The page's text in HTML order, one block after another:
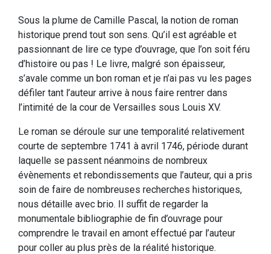
Sous la plume de Camille Pascal, la notion de roman
historique prend tout son sens. Qu’il est agréable et
passionnant de lire ce type d’ouvrage, que l’on soit féru
d’histoire ou pas ! Le livre, malgré son épaisseur,
s’avale comme un bon roman et je n’ai pas vu les pages
défiler tant l’auteur arrive à nous faire rentrer dans
l’intimité de la cour de Versailles sous Louis XV.
Le roman se déroule sur une temporalité relativement
courte de septembre 1741 à avril 1746, période durant
laquelle se passent néanmoins de nombreux
évènements et rebondissements que l’auteur, qui a pris
soin de faire de nombreuses recherches historiques,
nous détaille avec brio. Il suffit de regarder la
monumentale bibliographie de fin d’ouvrage pour
comprendre le travail en amont effectué par l’auteur
pour coller au plus près de la réalité historique.